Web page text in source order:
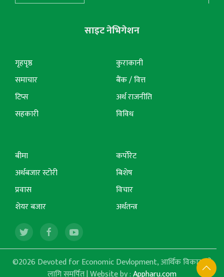
साइट नेभिगेशन
गृहपृष्ठ
समाचार
टिप्स
सहकारी
कुराकानी
बैंक / वित्त
अर्थ राजनीति
विविध
बीमा
अर्थबजार स्टोरी
प्रवास
शेयर बजार
कर्पोरेट
बिशेष
विचार
अर्थतन्त्र
©2026 Devoted for Economic Devlopment, आर्थिक विकासको